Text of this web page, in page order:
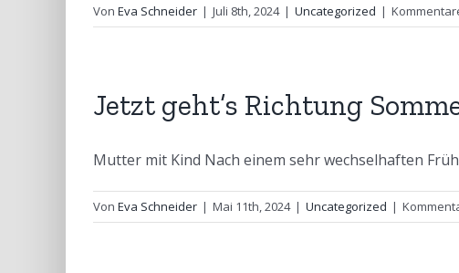
Von Eva Schneider | Juli 8th, 2024 | Uncategorized |
Jetzt geht’s Richtung
Mutter mit Kind Nach einem sehr wechselhaften
Von Eva Schneider | Mai 11th, 2024 | Uncategorized |